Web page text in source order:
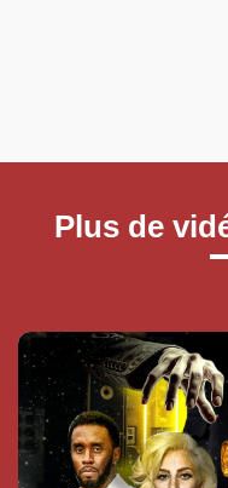
Plus de